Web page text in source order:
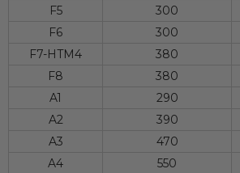
F5
300
F6
300
F7-HTM4
380
F8
380
A1
290
A2
390
A3
470
A4
550